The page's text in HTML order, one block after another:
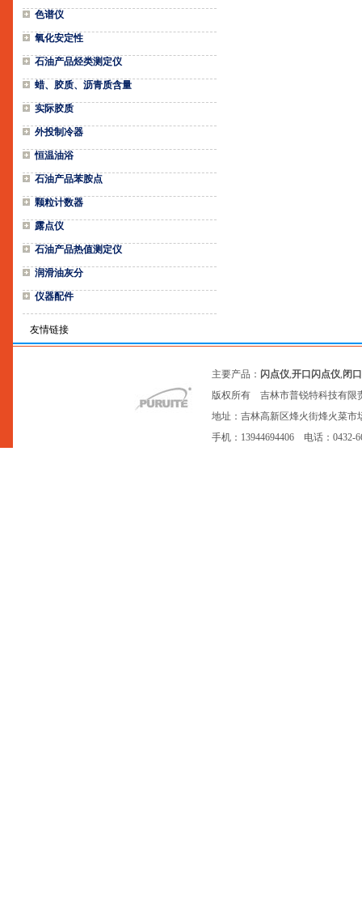
色谱仪
氧化安定性
石油产品烃类测定仪
蜡、胶质、沥青质含量
实际胶质
外投制冷器
恒温油浴
石油产品苯胺点
颗粒计数器
露点仪
石油产品热值测定仪
润滑油灰分
仪器配件
友情链接
主要产品： 闪点仪,开口闪点仪,闭
版权所有 吉林市普锐特科技有
地址：吉林高新区烽火街烽火菜
手机：13944694406 电话：0432-